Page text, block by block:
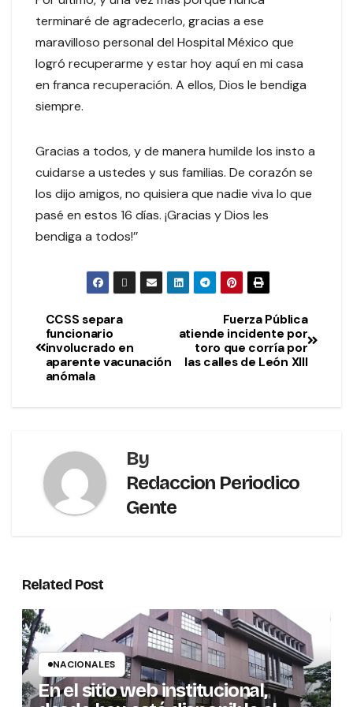
terminaré de agradecerlo, gracias a ese
maravilloso personal del Hospital México que
logró recuperarme y estar hoy aquí en mi casa
en franca recuperación. A ellos, Dios le bendiga
siempre.
Gracias a todos, y de manera humilde los insto a
cuidarse a ustedes y sus familias. De corazón se
los dijo amigos, no quisiera que nadie viva lo que
pasé en estos 16 días. ¡Gracias y Dios les
bendiga a todos!’’
Fuerza Pública
atiende incidente por
toro que corría por
las calles de León XIII
CCSS separa
funcionario
involucrado en
aparente vacunación
anómala
By
Redaccion Periodico
Gente
Related Post
NACIONALES
En el sitio web institucional,